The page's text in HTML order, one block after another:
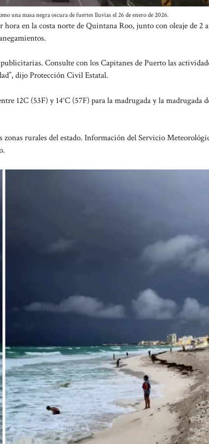
una masa negra oscura de fuertes lluvias el 26 de enero de 2026.
en la costa norte de Quintana Roo, junto con oleaje de 2
Consulte con los Capitanes de Puerto las
dijo Protección Civil Estatal.
12C (53F) y 14°C (57F) para la madrugada y la madrugada
zonas rurales del estado. Información del Servicio